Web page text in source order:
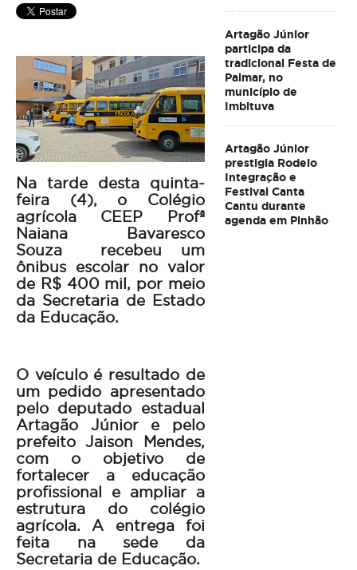
Na tarde desta quinta-
feira (4), o Colégio
agrícola CEEP Profª
Naiana Bavaresco
Souza
recebeu um
ônibus escolar no valor
de R$ 400 mil, por meio
da Secretaria de Estado
da Educação.
O veículo é resultado de
um pedido apresentado
pelo deputado estadual
Artagão Júnior e pelo
prefeito Jaison Mendes,
com o objetivo de
fortalecer a educação
profissional e ampliar a
estrutura do colégio
agrícola. A entrega foi
feita na sede da
Secretaria de Educação.
Artagão Júnior
participa da
tradicional Festa de
Palmar, no
município de
Imbituva
Artagão Júnior
prestigia Rodeio
Integração e
Festival Canta
Cantu durante
agenda em Pinhão